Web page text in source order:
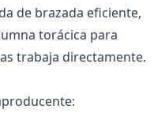
de brazada eficiente,
torácica para
trabaja directamente.